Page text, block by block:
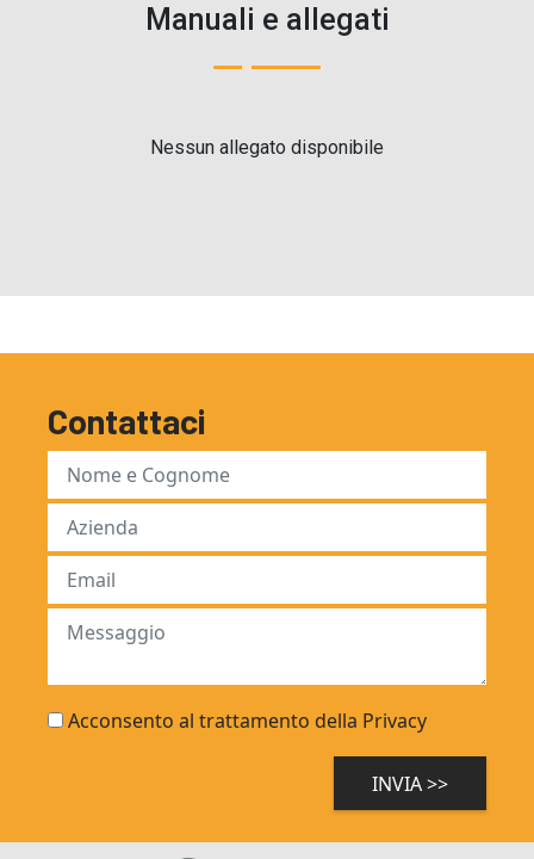
Manuali e allegati
Nessun allegato disponibile
Contattaci
Acconsento al trattamento della Privacy